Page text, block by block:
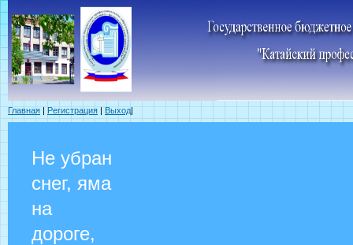
Главная | Регистрация | Выход|
Не убран
снег, яма
на
дороге,